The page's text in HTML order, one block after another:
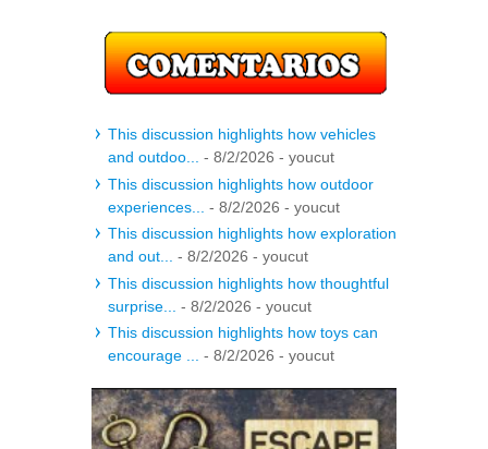
This discussion highlights how vehicles
and outdoo...
- 8/2/2026 - youcut
This discussion highlights how outdoor
experiences...
- 8/2/2026 - youcut
This discussion highlights how exploration
and out...
- 8/2/2026 - youcut
This discussion highlights how thoughtful
surprise...
- 8/2/2026 - youcut
This discussion highlights how toys can
encourage ...
- 8/2/2026 - youcut